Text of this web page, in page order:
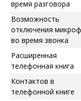
время разговора
Возможность
отключения
во время звонка
Расширенная
телефонная книга
Контактов в
телефонной книге